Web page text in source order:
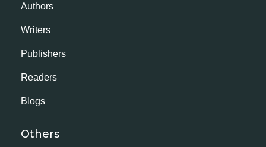
Authors
Writers
Publishers
Readers
Blogs
Others